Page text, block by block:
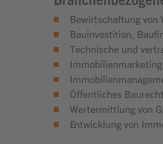
Bewirtschaftung von
Bauinvestition,
Technische und
Immobilienmarketing
Öffentliches Baurecht
Wertermittlung von
Entwicklung von